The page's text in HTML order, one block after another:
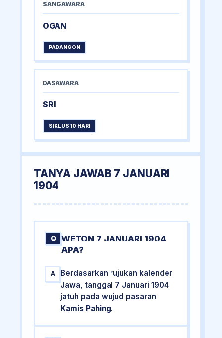
SANGAWARA
OGAN
PADANGON
DASAWARA
SRI
SIKLUS 10 HARI
TANYA JAWAB 7 JANUARI
1904
Q
WETON 7 JANUARI 1904
APA?
A
Berdasarkan rujukan kalender
Jawa, tanggal 7 Januari 1904
jatuh pada wujud pasaran
Kamis Pahing.